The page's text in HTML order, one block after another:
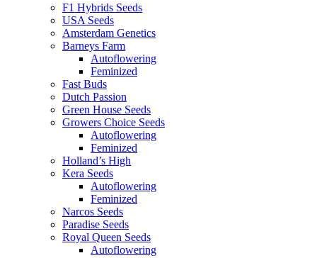
F1 Hybrids Seeds
USA Seeds
Amsterdam Genetics
Barneys Farm
Autoflowering
Feminized
Fast Buds
Dutch Passion
Green House Seeds
Growers Choice Seeds
Autoflowering
Feminized
Holland’s High
Kera Seeds
Autoflowering
Feminized
Narcos Seeds
Paradise Seeds
Royal Queen Seeds
Autoflowering